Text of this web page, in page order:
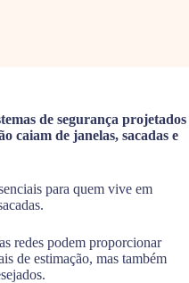
de segurança projetados
caiam de janelas, sacadas e
para quem vive em
redes podem proporcionar
de estimação, mas também